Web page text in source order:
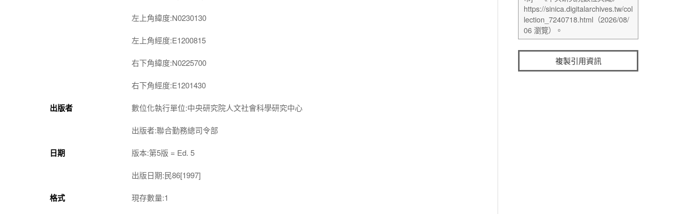
左上角緯度:N0230130
左上角經度:E1200815
右下角緯度:N0225700
右下角經度:E1201430
出版者 數位化執行單位:中央研究院人文社會科學研究中心
出版者:聯合勤務總司令部
日期 版本:第5版 = Ed. 5
出版日期:民86[1997]
格式 現存數量:1
複製引用資訊